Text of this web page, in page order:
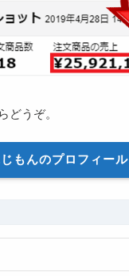
どうぞ。
もんのプロフィール